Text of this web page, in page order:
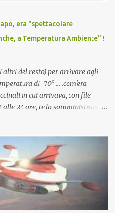
vaccino che permettesse a un
dei genitori. Dopo tutti i vaccini
era "spettacolare
a Temperatura Ambiente" !
altri del resto) per arrivare agli
di -70° ... .com'era
in cui arrivava, con file
24 ore, te lo somministravano
era "spettacolare Ghiacciato, ma
Ambiente"! Riproponiamo